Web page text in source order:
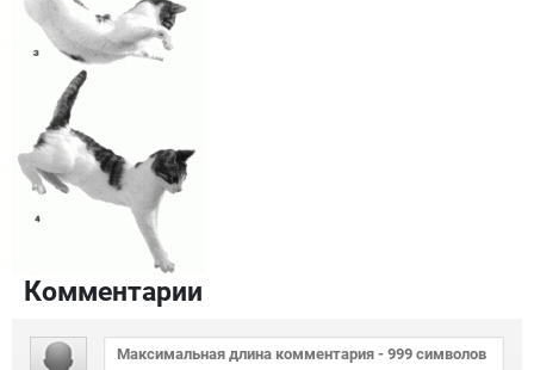
Комментарии